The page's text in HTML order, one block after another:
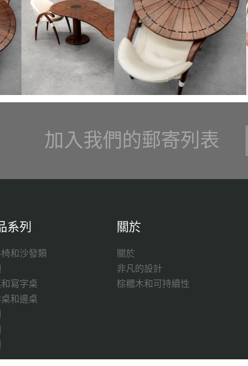
加入我們的郵寄列表
系列
和沙發類
寫字桌
和邊桌
關於
關於
非凡的設計
棕櫚木和可持續性